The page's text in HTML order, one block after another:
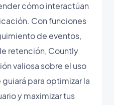
cómo interactúan
Con funciones
de eventos,
retención, Countly
valiosa sobre el uso
para optimizar la
y maximizar tus